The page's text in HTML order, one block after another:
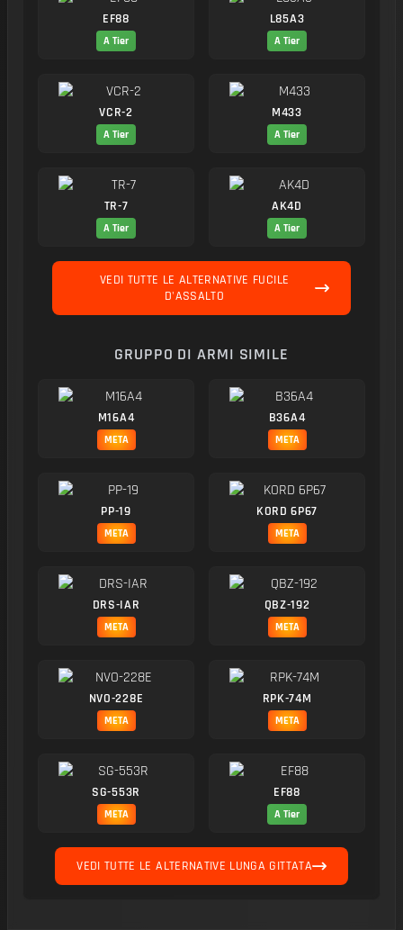
EF88
A Tier
L85A3
A Tier
VCR-2
A Tier
M433
A Tier
TR-7
A Tier
AK4D
A Tier
VEDI TUTTE LE ALTERNATIVE FUCILE
D'ASSALTO
GRUPPO DI ARMI SIMILE
M16A4
META
B36A4
META
PP-19
META
KORD 6P67
META
DRS-IAR
META
QBZ-192
META
NVO-228E
META
RPK-74M
META
SG-553R
META
EF88
A Tier
VEDI TUTTE LE ALTERNATIVE LUNGA GITTATA